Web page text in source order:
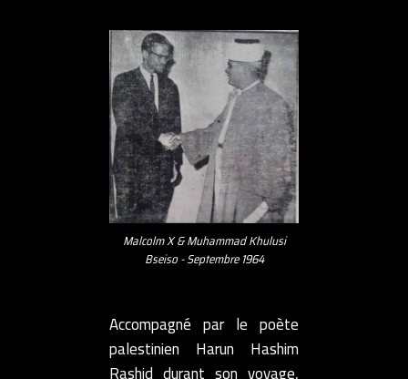
Malcolm X & Muhammad Khulusi
Bseiso - Septembre 1964
Accompagné par le poète
palestinien Harun Hashim